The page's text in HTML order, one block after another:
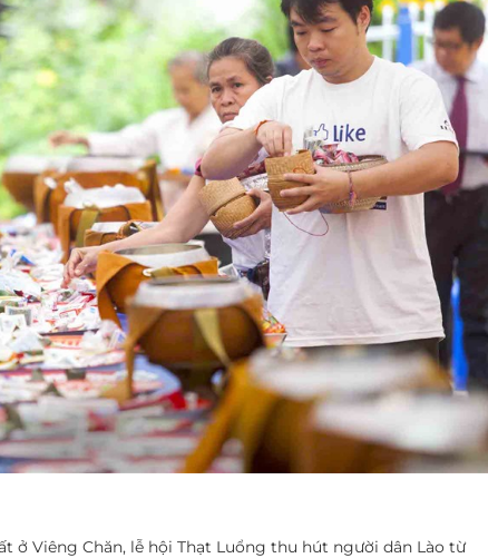
Viêng Chăn, lễ hội Thạt Luổng thu hút người dân Lào từ